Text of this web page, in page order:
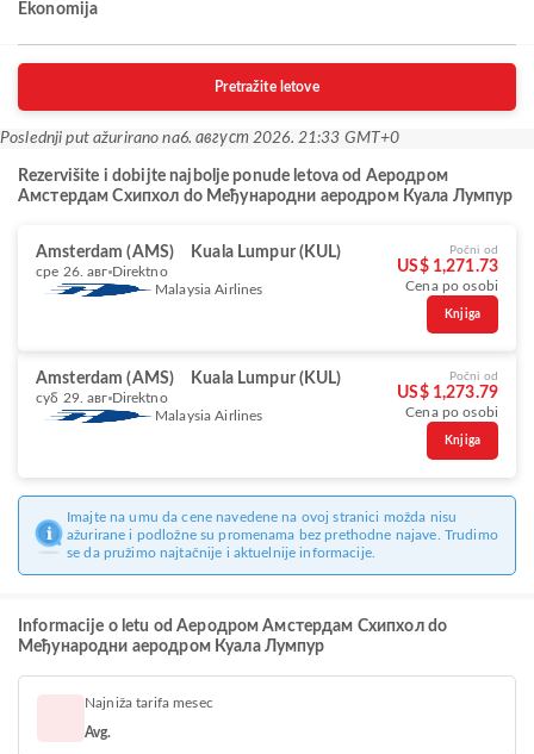
Ekonomija
Pretražite letove
Poslednji put ažurirano na6. август 2026. 21:33 GMT+0
Rezervišite i dobijte najbolje ponude letova od Aеродром
Амстердам Схипхол do Међународни аеродром Куала Лумпур
Amsterdam (AMS) Kuala Lumpur (KUL)
сре 26. авг Direktno
Malaysia Airlines
Počni od
US$ 1,271.73
Cena po osobi
Knjiga
Amsterdam (AMS) Kuala Lumpur (KUL)
суб 29. авг Direktno
Malaysia Airlines
Počni od
US$ 1,273.79
Cena po osobi
Knjiga
Imajte na umu da cene navedene na ovoj stranici možda nisu
ažurirane i podložne su promenama bez prethodne najave. Trudimo
se da pružimo najtačnije i aktuelnije informacije.
Informacije o letu od Aеродром Амстердам Схипхол do
Међународни аеродром Куала Лумпур
Najniža tarifa mesec
Avg.